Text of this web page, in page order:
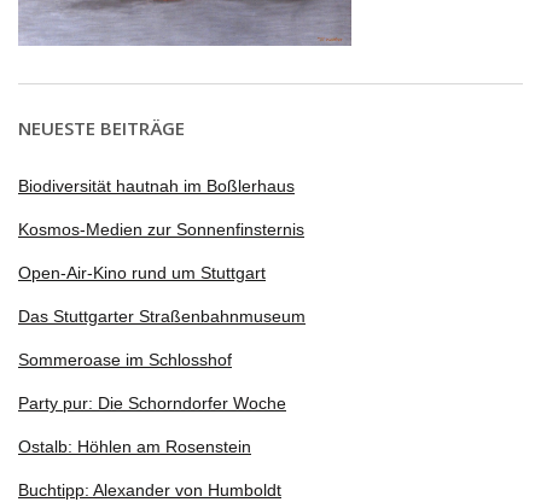
NEUESTE BEITRÄGE
Biodiversität hautnah im Boßlerhaus
Kosmos-Medien zur Sonnenfinsternis
Open-Air-Kino rund um Stuttgart
Das Stuttgarter Straßenbahnmuseum
Sommeroase im Schlosshof
Party pur: Die Schorndorfer Woche
Ostalb: Höhlen am Rosenstein
Buchtipp: Alexander von Humboldt